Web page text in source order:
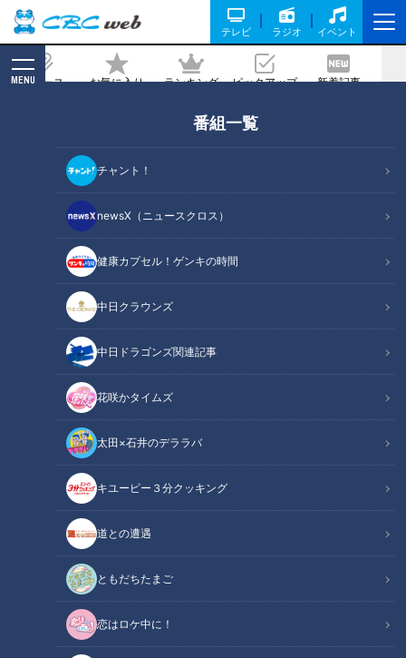
テレビ ラジオ イベント
ニュース お気に入り ランキング ピックアップ 新着記事
MENU
番組一覧
チャント！
newsX（ニュースクロス）
健康カプセル！ゲンキの時間
中日クラウンズ
中日ドラゴンズ関連記事
花咲かタイムズ
太田×石井のデララバ
キユーピー３分クッキング
道との遭遇
ともだちたまご
恋はロケ中に！
ク！ 巨大ハウルの城、もののけの里！
新情報がぞくぞく公開！
記事に戻る
2022年11月オープンのジブリパーク！ 巨大ハウルの城、もののけの
里！新情報がぞくぞく公開！
この記事の画像